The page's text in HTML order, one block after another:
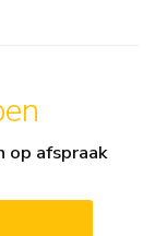
op afspraak